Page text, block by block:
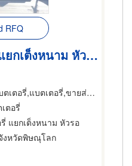
RFQ
ส.ฮวดหลีแบตเตอรี่ แยกเต็งหนาม หัวรอ
แบตเตอรี่,ขายส่งและผู้ผลิตแบตเตอรี่
ตอรี่
แยกเต็งหนาม หัวรอ
งหวัดพิษณุโลก